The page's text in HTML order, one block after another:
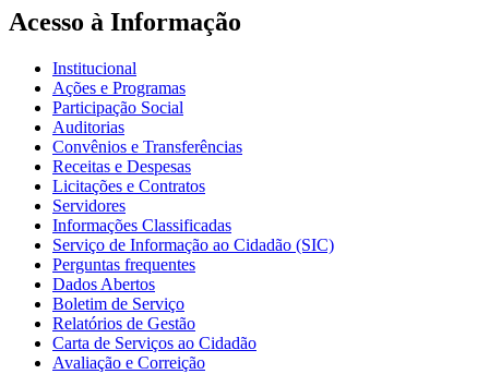
Acesso à Informação
Institucional
Ações e Programas
Participação Social
Auditorias
Convênios e Transferências
Receitas e Despesas
Licitações e Contratos
Servidores
Informações Classificadas
Serviço de Informação ao Cidadão (SIC)
Perguntas frequentes
Dados Abertos
Boletim de Serviço
Relatórios de Gestão
Carta de Serviços ao Cidadão
Avaliação e Correição